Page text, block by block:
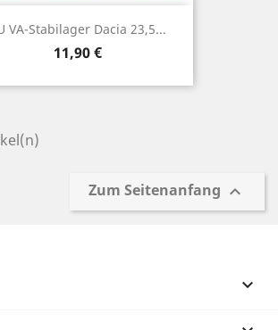
VA-Stabilager Dacia 23,5...
Preis
11,90 €
Zum Seitenanfang 
